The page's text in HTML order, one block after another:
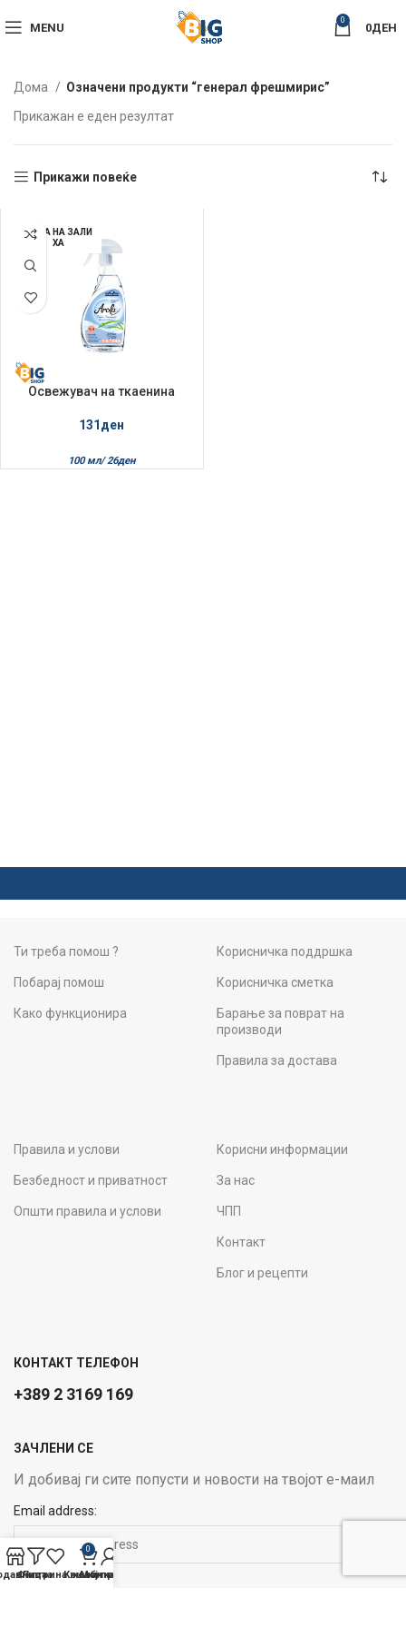
MENU
0
0ДЕН
Дома
Означени продукти “генерал фрешмирис”
Прикажан е еден резултат
Прикажи повеќе
НЕМА НА ЗАЛИ
ХА
Освежувач на ткаенина
131ден
100 мл/ 26ден
Ти треба помош ?
Побарај помош
Како функционира
Корисничка поддршка
Корисничка сметка
Барање за поврат на
производи
Правила за достава
Правила и услови
Безбедност и приватност
Општи правила и услови
Корисни информации
За нас
ЧПП
Контакт
Блог и рецепти
КОНТАКТ ТЕЛЕФОН
+389 2 3169 169
ЗАЧЛЕНИ СЕ
И добивај ги сите попусти и новости на твојот е-маил
Email address:
Филтри
Листа на желби
0
Кошничка
Мој профил